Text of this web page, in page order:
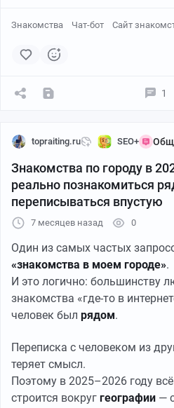
Обычно хорошо подходят:
TrustMatch
Города-миллионники
Казань, Екатеринбург,
HeartLine
Средние города
Часто выбирают:
FreeTalk
TrustMatch
В 2025–2026 году для этого
«фича», а базовый формат.
Почему люди ищут
Самые частые причины
не хочется оставлять
опасения спама и рассылок;
желание сохранить
не хочется заводить
хочется сначала просто
Поэтому запросы про
своей жизнью и почти не
Где можно познакомиться
Знакомства Чат-бот Сайт
1
topraiting.ru SEO+
Знакомства по городу в
реально познакомиться
переписываться впустую
7 месяцев назад 0
Один из самых частых
«знакомства в моем городе».
И это логично: большинству
знакомства «где-то в
человек был рядом.
Переписка с человеком из
теряет смысл.
Поэтому в 2025–2026 году
строится вокруг географии —